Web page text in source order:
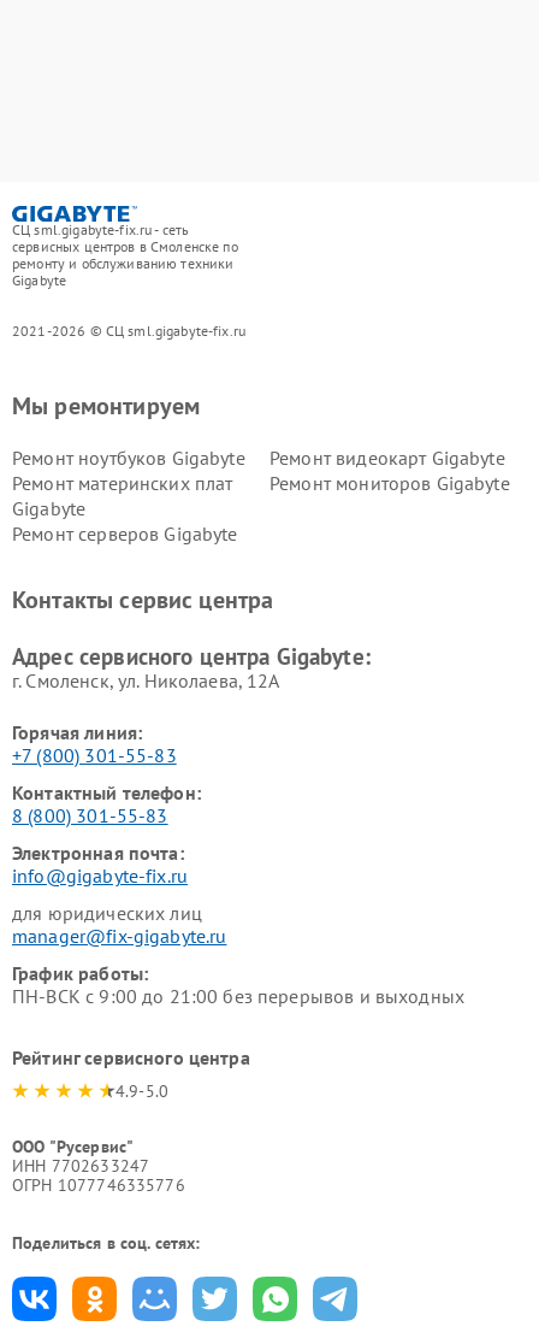
СЦ sml.gigabyte-fix.ru - сеть
сервисных центров в Смоленске по
ремонту и обслуживанию техники
Gigabyte
2021-2026 © СЦ sml.gigabyte-fix.ru
Мы ремонтируем
Ремонт ноутбуков Gigabyte
Ремонт видеокарт Gigabyte
Ремонт материнских плат
Gigabyte
Ремонт мониторов Gigabyte
Ремонт серверов Gigabyte
Контакты сервис центра
Адрес сервисного центра Gigabyte:
г. Смоленск, ул. Николаева, 12А
Горячая линия:
+7 (800) 301-55-83
Контактный телефон:
8 (800) 301-55-83
Электронная почта:
info@gigabyte-fix.ru
для юридических лиц
manager@fix-gigabyte.ru
График работы:
ПН-ВСК с 9:00 до 21:00 без перерывов и выходных
Рейтинг сервисного центра
4.9-5.0
ООО "Русервис"
ИНН 7702633247
ОГРН 1077746335776
Поделиться в соц. сетях: